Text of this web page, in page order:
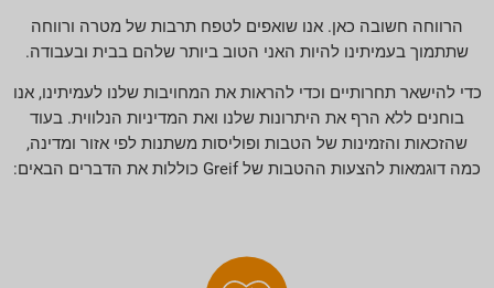
הרווחה חשובה כאן. אנו שואפים לטפח תרבות של מטרה ורווחה
שתתמוך בעמיתינו להיות האני הטוב ביותר שלהם בבית ובעבודה.
כדי להישאר תחרותיים וכדי להראות את המחויבות שלנו לעמיתינו, אנו
בוחנים ללא הרף את היתרונות שלנו ואת המדיניות הנלווית. בעוד
שהזכאות והזמינות של הטבות ופוליסות משתנות לפי אזור ומדינה,
כמה דוגמאות להצעות ההטבות של Greif כוללות את הדברים הבאים: